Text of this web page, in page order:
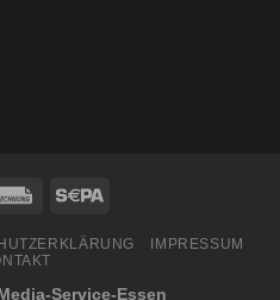
IMPRESSUM
Service-Essen